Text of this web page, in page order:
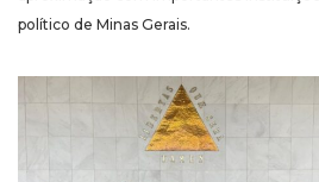
político de Minas Gerais.